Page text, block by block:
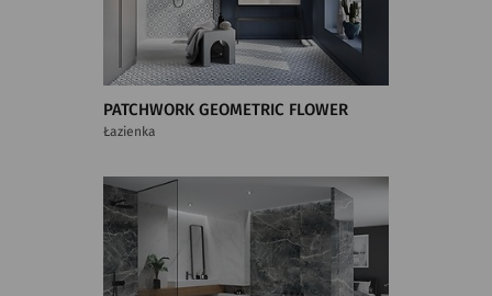
PATCHWORK GEOMETRIC FLOWER
Łazienka